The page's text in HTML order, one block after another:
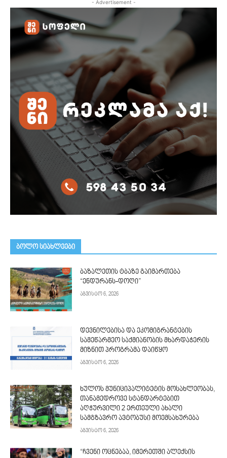
- Advertisement -
ᲑᲝᲚᲝ ᲡᲘᲐᲮᲚᲔᲔᲑᲘ
ბაზალეთის ტბაზე გაიმართება
“ენდურანს-დოღი”
აგვისტო 6, 2026
დევნილებისა და ეკომიგრანტების
სამეწარმეო საქმიანობის მხარდაჭერის
მიზნით პროგრამა დაიწყო
აგვისტო 6, 2026
ხულოს მუნიციპალიტეტის მოსახლეობას,
თანამედროვე სტანდარტებით
აღჭურვილი 2 ერთეული ახალი
სამგზავრო ავტობუსი მოემსახურება
აგვისტო 6, 2026
“ჩვენი ოცნებაა, იმერეთში ალექსის